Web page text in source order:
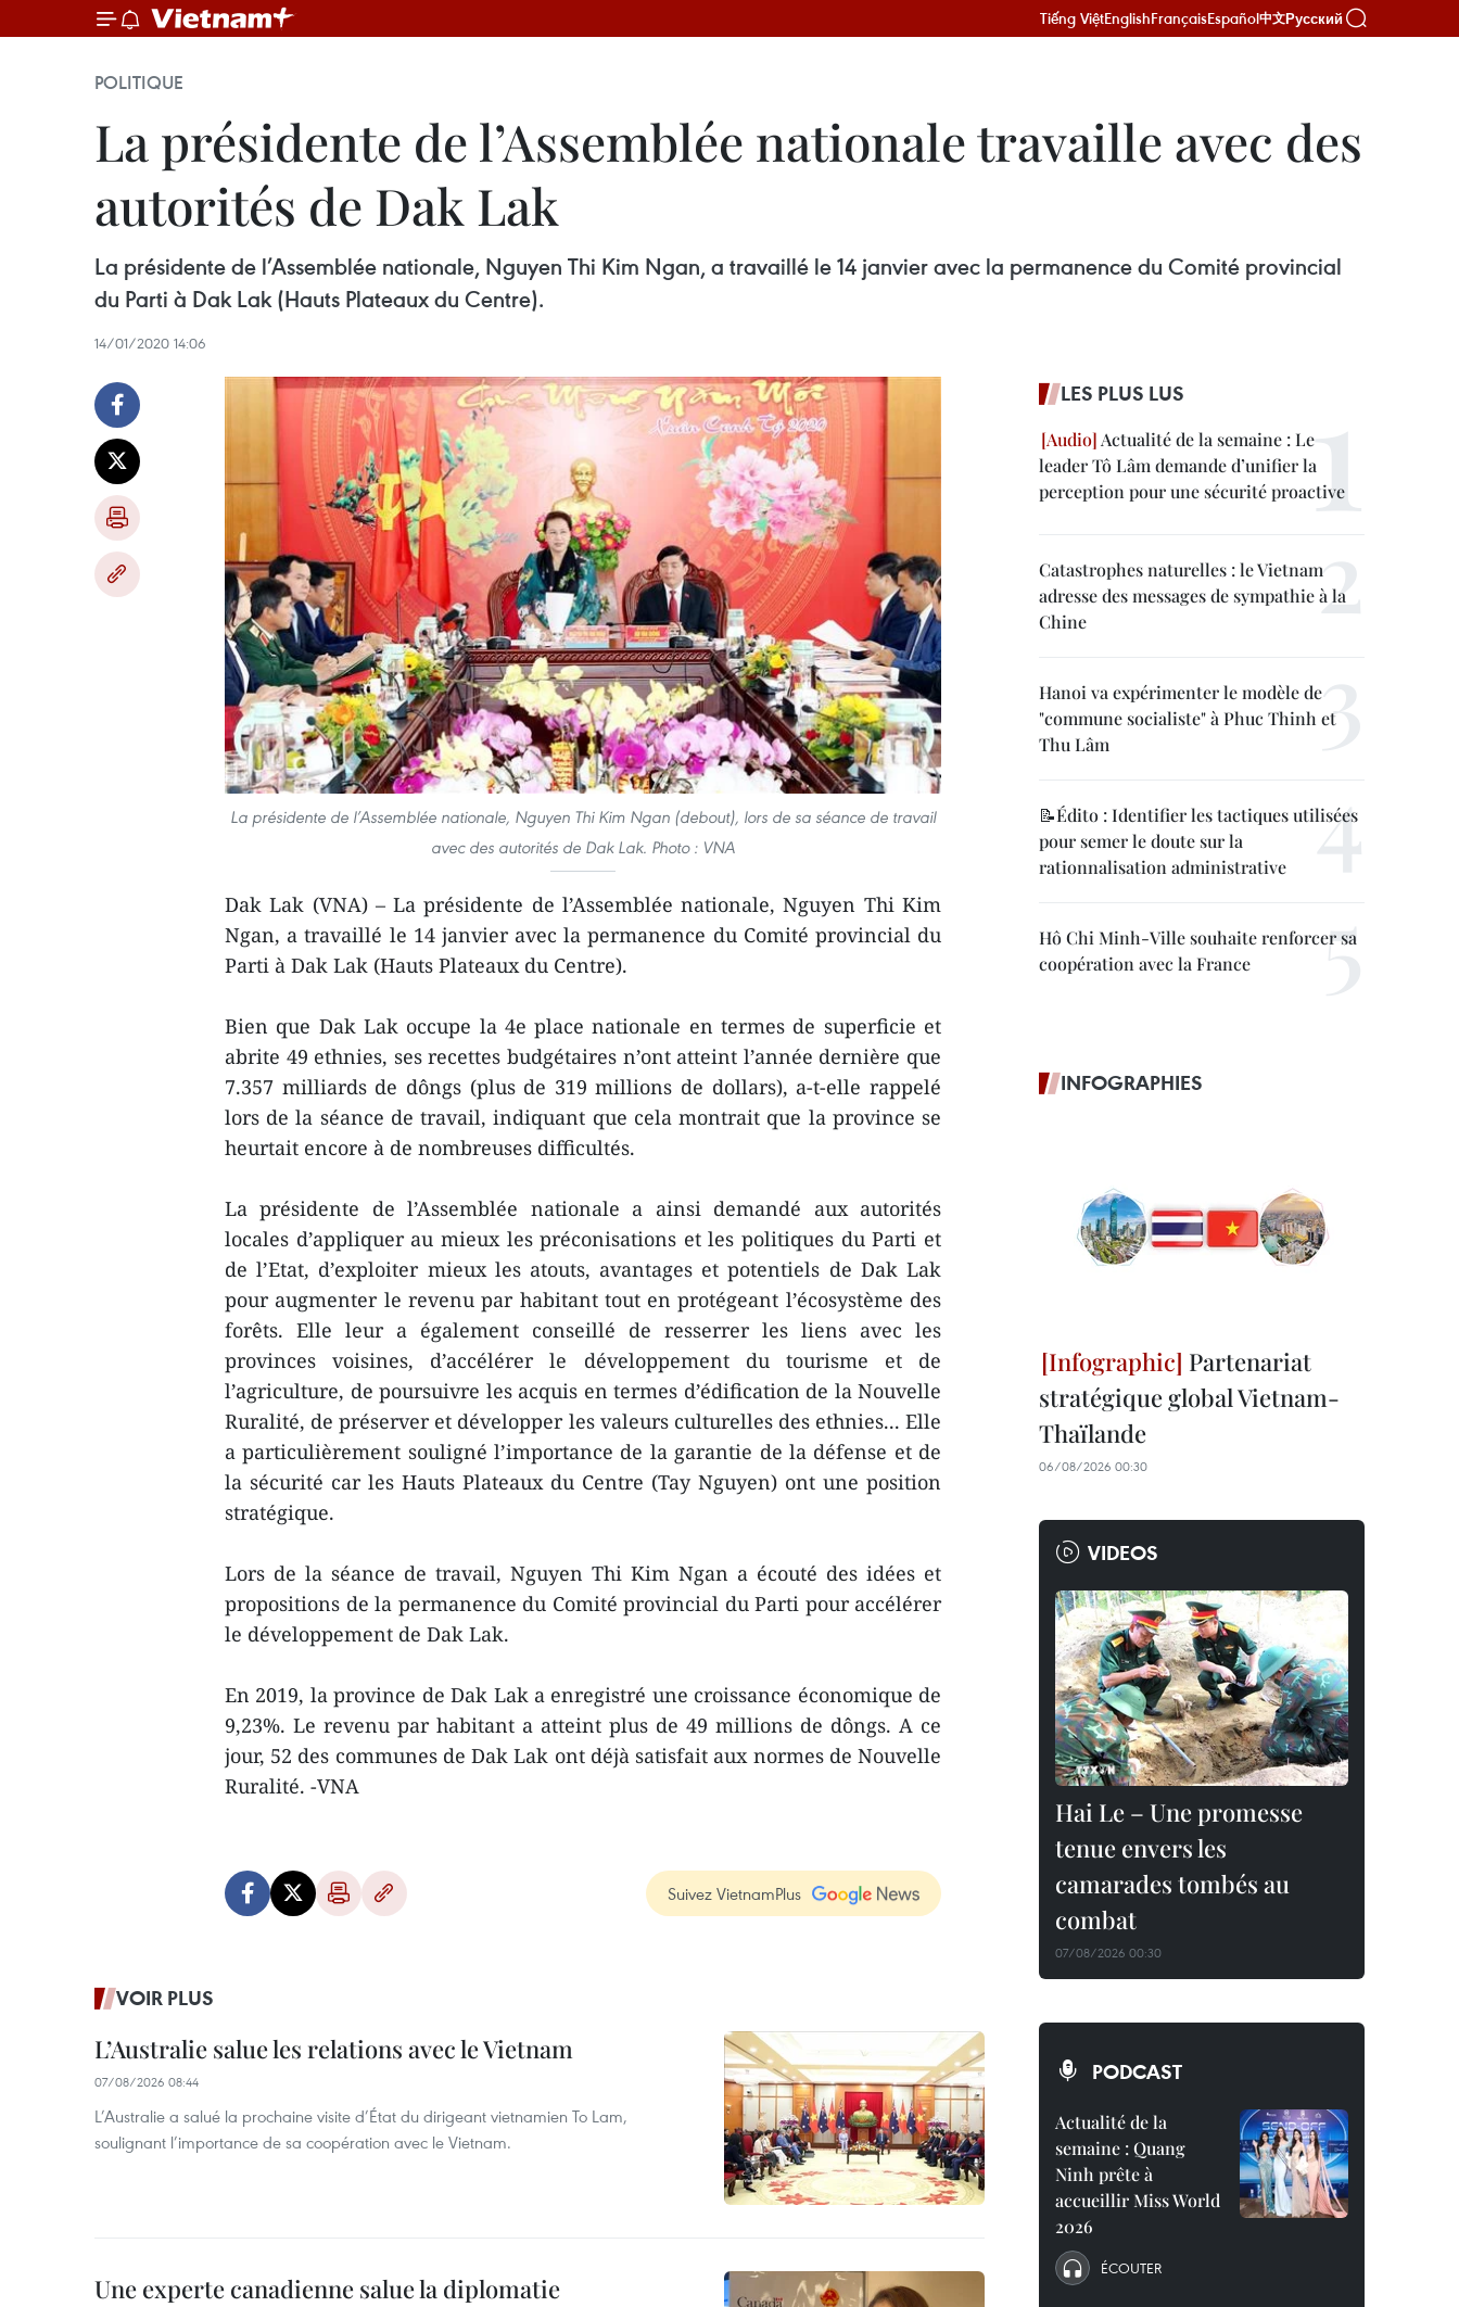
Tiếng ViệtEnglishFrançaisEspañol中文Русский
POLITIQUE
La présidente de l’Assemblée nationale travaille avec des
autorités de Dak Lak
La présidente de l’Assemblée nationale, Nguyen Thi Kim Ngan, a travaillé le 14 janvier avec la permanence du Comité provincial
du Parti à Dak Lak (Hauts Plateaux du Centre).
14/01/2020 14:06
La présidente de l’Assemblée nationale, Nguyen Thi Kim Ngan (debout), lors de sa séance de travail
avec des autorités de Dak Lak. Photo : VNA
Dak Lak (VNA) – La présidente de l’Assemblée nationale, Nguyen Thi Kim
Ngan, a travaillé le 14 janvier avec la permanence du Comité provincial du
Parti à Dak Lak (Hauts Plateaux du Centre).
Bien que Dak Lak occupe la 4e place nationale en termes de superficie et
abrite 49 ethnies, ses recettes budgétaires n’ont atteint l’année dernière que
7.357 milliards de dôngs (plus de 319 millions de dollars), a-t-elle rappelé
lors de la séance de travail, indiquant que cela montrait que la province se
heurtait encore à de nombreuses difficultés.
La présidente de l’Assemblée nationale a ainsi demandé aux autorités
locales d’appliquer au mieux les préconisations et les politiques du Parti et
de l’Etat, d’exploiter mieux les atouts, avantages et potentiels de Dak Lak
pour augmenter le revenu par habitant tout en protégeant l’écosystème des
forêts. Elle leur a également conseillé de resserrer les liens avec les
provinces voisines, d’accélérer le développement du tourisme et de
l’agriculture, de poursuivre les acquis en termes d’édification de la Nouvelle
Ruralité, de préserver et développer les valeurs culturelles des ethnies... Elle
a particulièrement souligné l’importance de la garantie de la défense et de
la sécurité car les Hauts Plateaux du Centre (Tay Nguyen) ont une position
stratégique.
Lors de la séance de travail, Nguyen Thi Kim Ngan a écouté des idées et
propositions de la permanence du Comité provincial du Parti pour accélérer
le développement de Dak Lak.
En 2019, la province de Dak Lak a enregistré une croissance économique de
9,23%. Le revenu par habitant a atteint plus de 49 millions de dôngs. A ce
jour, 52 des communes de Dak Lak ont déjà satisfait aux normes de Nouvelle
Ruralité. -VNA
Suivez VietnamPlus
VOIR PLUS
L’Australie salue les relations avec le Vietnam
07/08/2026 08:44
L’Australie a salué la prochaine visite d’État du dirigeant vietnamien To Lam,
soulignant l’importance de sa coopération avec le Vietnam.
Une experte canadienne salue la diplomatie
LES PLUS LUS
Actualité de la semaine : Le
leader Tô Lâm demande d’unifier la
perception pour une sécurité proactive
Catastrophes naturelles : le Vietnam
adresse des messages de sympathie à la
Chine
Hanoi va expérimenter le modèle de
"commune socialiste" à Phuc Thinh et
Thu Lâm
📝Édito : Identifier les tactiques utilisées
pour semer le doute sur la
rationnalisation administrative
Hô Chi Minh-Ville souhaite renforcer sa
coopération avec la France
INFOGRAPHIES
Partenariat
stratégique global Vietnam-
Thaïlande
06/08/2026 00:30
VIDEOS
Hai Le – Une promesse
tenue envers les
camarades tombés au
combat
07/08/2026 00:30
PODCAST
Actualité de la
semaine : Quang
Ninh prête à
accueillir Miss World
2026
ÉCOUTER